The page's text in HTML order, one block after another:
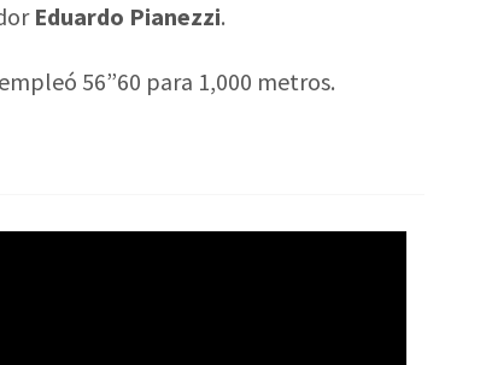
Eduardo Pianezzi.
56”60 para 1,000 metros.